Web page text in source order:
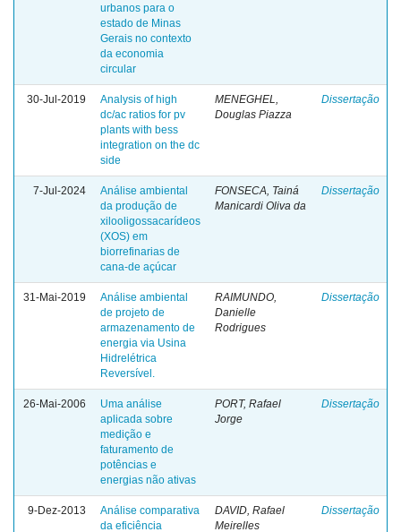
urbanos para o
estado de Minas
Gerais no contexto
da economia
circular
30-Jul-2019
Analysis of high
dc/ac ratios for pv
plants with bess
integration on the dc
side
MENEGHEL,
Douglas Piazza
Dissertação
7-Jul-2024
Análise ambiental
da produção de
xilooligossacarídeos
(XOS) em
biorrefinarias de
cana-de açúcar
FONSECA, Tainá
Manicardi Oliva da
Dissertação
31-Mai-2019
Análise ambiental
de projeto de
armazenamento de
energia via Usina
Hidrelétrica
Reversível.
RAIMUNDO,
Danielle
Rodrigues
Dissertação
26-Mai-2006
Uma análise
aplicada sobre
medição e
faturamento de
potências e
energias não ativas
PORT, Rafael
Jorge
Dissertação
9-Dez-2013
Análise comparativa
da eficiência
DAVID, Rafael
Meirelles
Dissertação